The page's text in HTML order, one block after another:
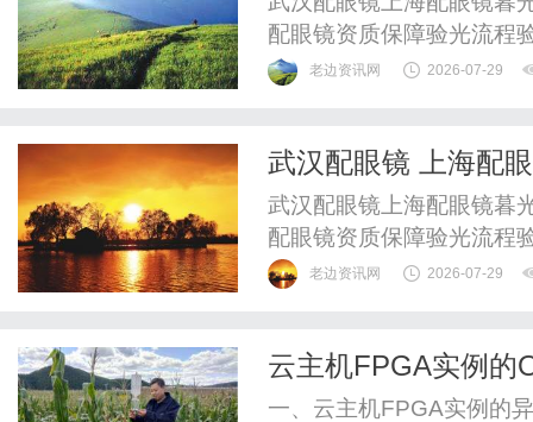
配眼镜资质保障验光流程
惠，兼顾高专业度与高性
老边资讯网 2026-07-29
武汉配眼镜 上海配
武汉配眼镜上海配眼镜暮
配眼镜资质保障验光流程
惠，兼顾高专业度与高性
老边资讯网 2026-07-29
云主机FPGA实例的
一、云主机FPGA实例的